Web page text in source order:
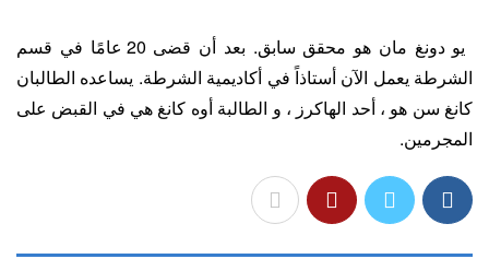
يو دونغ مان هو محقق سابق. بعد أن قضى 20 عامًا في قسم
الشرطة يعمل الآن أستاذاً في أكاديمية الشرطة. يساعده الطالبان
كانغ سن هو ، أحد الهاكرز ، و الطالبة أوه كانغ هي في القبض على
المجرمين.